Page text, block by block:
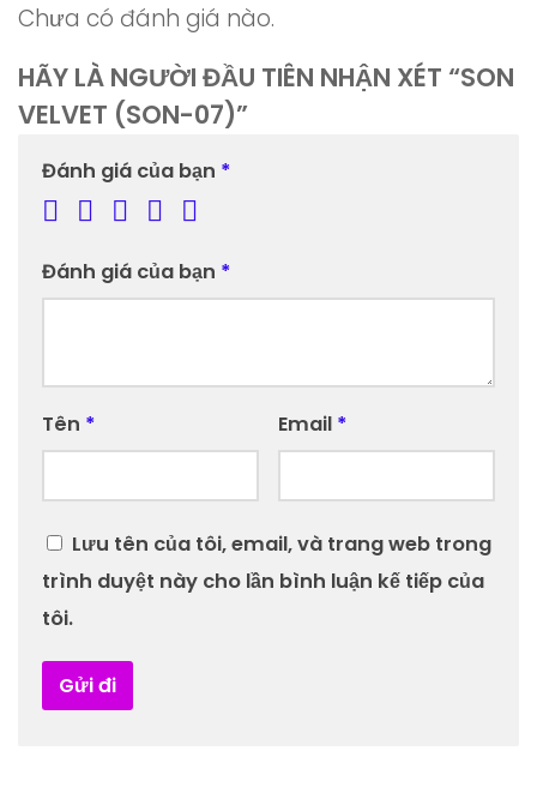
Chưa có đánh giá nào.
HÃY LÀ NGƯỜI ĐẦU TIÊN NHẬN XÉT “SON
VELVET (SON-07)”
Đánh giá của bạn *
Đánh giá của bạn *
Tên * Email *
Lưu tên của tôi, email, và trang web trong
trình duyệt này cho lần bình luận kế tiếp của
tôi.